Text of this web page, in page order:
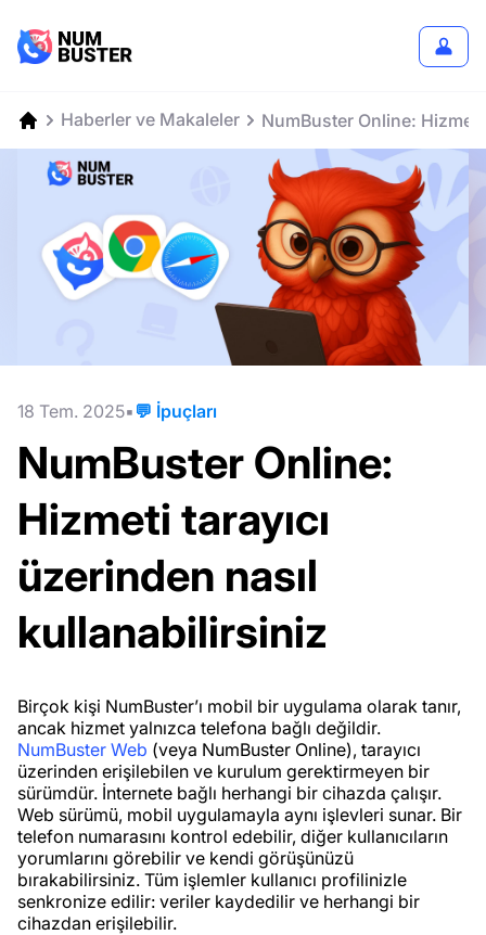
Haberler ve Makaleler NumBuster Online:
18 Tem. 2025 💬 İpuçları
NumBuster Online:
Hizmeti tarayıcı
üzerinden nasıl
kullanabilirsiniz
Birçok kişi NumBuster’ı mobil bir uygulama olarak tanır,
ancak hizmet yalnızca telefona bağlı değildir.
NumBuster Web (veya NumBuster Online), tarayıcı
üzerinden erişilebilen ve kurulum gerektirmeyen bir
sürümdür. İnternete bağlı herhangi bir cihazda çalışır.
Web sürümü, mobil uygulamayla aynı işlevleri sunar. Bir
telefon numarasını kontrol edebilir, diğer kullanıcıların
yorumlarını görebilir ve kendi görüşünüzü
bırakabilirsiniz. Tüm işlemler kullanıcı profilinizle
senkronize edilir: veriler kaydedilir ve herhangi bir
cihazdan erişilebilir.